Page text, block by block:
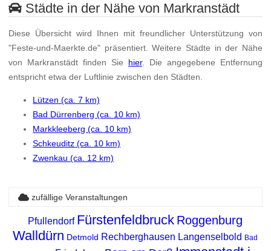
Städte in der Nähe von Markranstädt
Diese Übersicht wird Ihnen mit freundlicher Unterstützung von
"Feste-und-Maerkte.de" präsentiert. Weitere Städte in der Nähe
von Markranstädt finden Sie hier. Die angegebene Entfernung
entspricht etwa der Luftlinie zwischen den Städten.
Lützen (ca. 7 km)
Bad Dürrenberg (ca. 10 km)
Markkleeberg (ca. 10 km)
Schkeuditz (ca. 10 km)
Zwenkau (ca. 12 km)
zufällige Veranstaltungen
Pfullendorf Fürstenfeldbruck Roggenburg
Walldürn Detmold Rechberghausen Langenselbold Bad